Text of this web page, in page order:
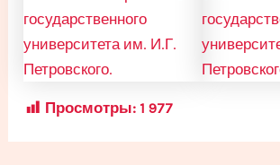
Просмотры: 1 977